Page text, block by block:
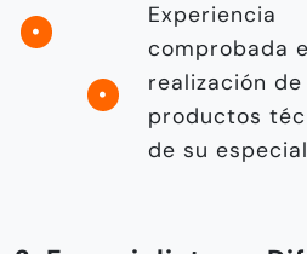
Experiencia
comprobada
realización de
productos
de su